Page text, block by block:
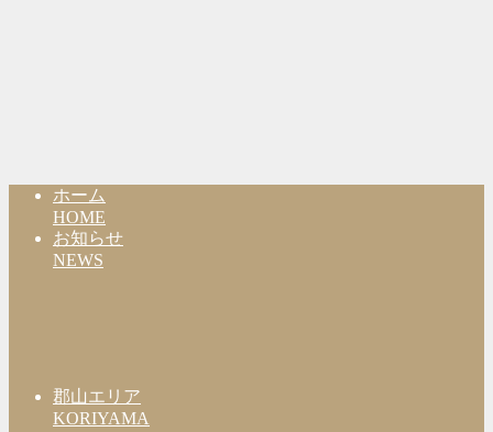
ホーム
HOME
お知らせ
NEWS
郡山エリア
KORIYAMA